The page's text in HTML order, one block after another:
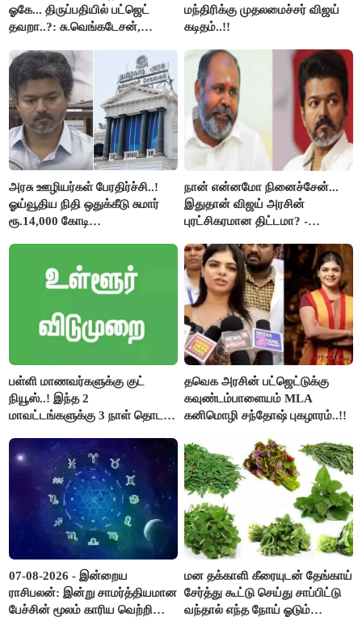
ஓகே... திருப்பதியில் பட்ஜெட்
தவறா..?: சு.வெங்கடேசன்,
கேள்வி..!
மந்திரிக்கு முதலமைச்சர் விஜய்
கடிதம்..!!
அரசு ஊழியர்கள் பேரதிர்ச்சி..!
ஓய்வூதிய நிதி ஒதுக்கீடு சுமார்
ரூ.14,000 கோடி
நான் என்னமோ நினைச்சேன்...
இதுதான் விஜய் அரசின்
புரட்சிகரமான திட்டமா? -
பள்ளி மாணவர்களுக்கு குட்
நியூஸ்..! இந்த 2
மாவட்டங்களுக்கு 3 நாள் தொடர்
தவெக அரசின் பட்ஜெட்டுக்கு
கவுண்டம்பாளையம் MLA
கனிமொழி சந்தோஷ் புகழாரம்..!!
07-08-2026 - இன்றைய
ராசிபலன்: இன்று சாமர்த்தியமான
பேச்சின் மூலம் காரிய வெற்றி
மன தக்காளி கீரையுடன் தேங்காய்
சேர்த்து கூட்டு செய்து சாப்பிட்டு
வந்தால் எந்த நோய் ஓடும்